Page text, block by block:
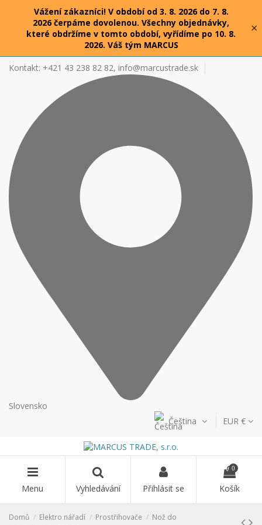
Vážení zákazníci! V období od 3. 8. 2026 do 7. 8.
2026 čerpáme dovolenou. Všechny objednávky,
které obdržíme v tomto období, vyřídíme po 10. 8.
2026. Váš tým MARCUS
×
Kontakt: +421 43 238 82 82, info@marcustrade.sk
Slovensko
Čeština
EUR €
Menu Vyhledávání Přihlásit se
0
Košík
Domů Elektro nářadí Prostřihovače
Nož do